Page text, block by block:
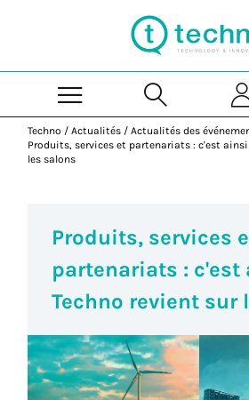
Techno / Actualités / Actualités des
Produits, services et partenariats : c'est
les salons
Produits, services
partenariats : c'est
Techno revient sur